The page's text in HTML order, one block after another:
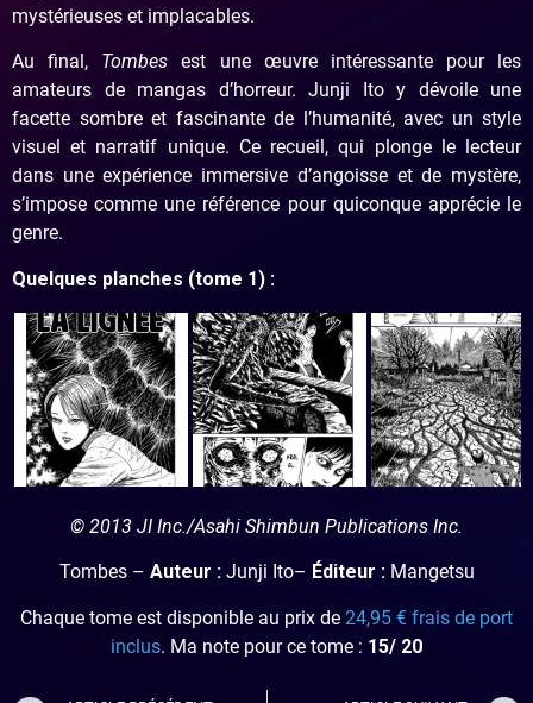
mystérieuses et implacables.
Au final, Tombes est une œuvre intéressante pour les
amateurs de mangas d’horreur. Junji Ito y dévoile une
facette sombre et fascinante de l’humanité, avec un style
visuel et narratif unique. Ce recueil, qui plonge le lecteur
dans une expérience immersive d’angoisse et de mystère,
s’impose comme une référence pour quiconque apprécie le
genre.
Quelques planches (tome 1) :
© 2013 JI Inc./Asahi Shimbun Publications Inc.
Tombes – Auteur :Junji Ito– Éditeur :Mangetsu
Chaque tome est disponible au prix de 24,95 € frais de port
inclus. Ma note pour ce tome : 15/ 20